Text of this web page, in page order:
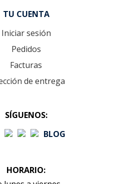
TU CUENTA
Iniciar sesión
Pedidos
Facturas
de entrega
SÍGUENOS:
BLOG
HORARIO: